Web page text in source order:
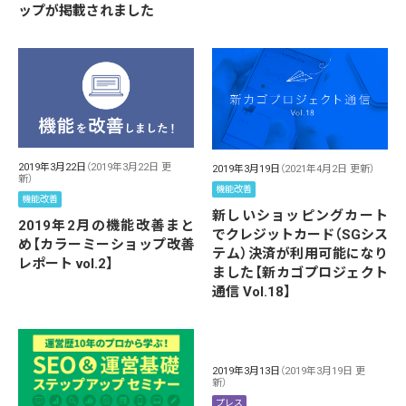
ップが掲載されました
2019年3月22日 （2019年3月22日 更
新）
機能改善
2019年2月の機能改善まと
め【カラーミーショップ改善
レポート vol.2】
2019年3月19日 （2021年4月2日 更新）
機能改善
新しいショッピングカート
でクレジットカード（SGシス
テム）決済が利用可能になり
ました【新カゴプロジェクト
通信 Vol.18】
2019年3月13日 （2019年3月19日 更
新）
プレス